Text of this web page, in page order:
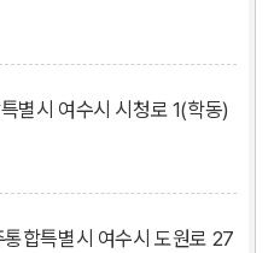
별시 여수시 시청로 1(학동)
합특별시 여수시 도원로 27